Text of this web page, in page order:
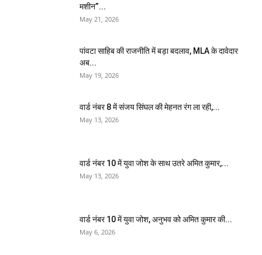
मशीन”...
May 21, 2026
पांवटा साहिब की राजनीति में बड़ा बदलाव, MLA के दावेदार
अब...
May 19, 2026
वार्ड नंबर 8 में संजय सिंघल की मेहनत रंग ला रही,...
May 13, 2026
वार्ड नंबर 10 में युवा जोश के साथ उतरे अमित कुमार,...
May 13, 2026
वार्ड नंबर 10 में युवा जोश, अनुभव को अमित कुमार की...
May 6, 2026